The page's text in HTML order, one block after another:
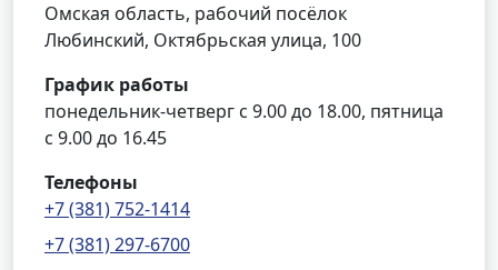
Омская область, рабочий посёлок
Любинский, Октябрьская улица, 100
График работы
понедельник-четверг с 9.00 до 18.00, пятница
с 9.00 до 16.45
Телефоны
+7 (381) 752-1414
+7 (381) 297-6700